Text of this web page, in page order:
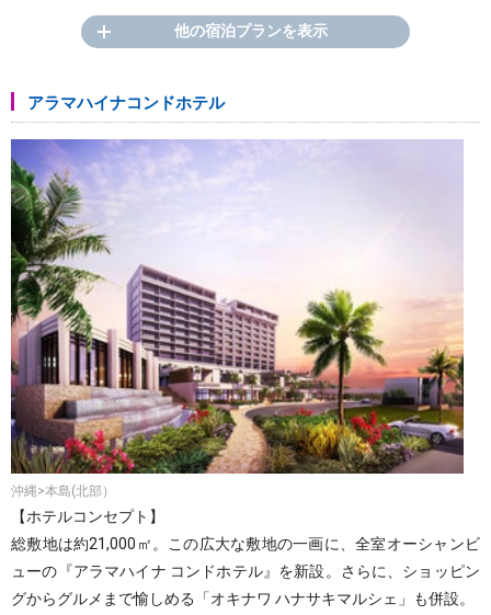
他の宿泊プランを表示
アラマハイナコンドホテル
沖縄>本島(北部）
【ホテルコンセプト】
総敷地は約21,000㎡。この広大な敷地の一画に、全室オーシャンビ
ューの『アラマハイナ コンドホテル』を新設。さらに、ショッピン
グからグルメまで愉しめる「オキナワ ハナサキマルシェ」も併設。